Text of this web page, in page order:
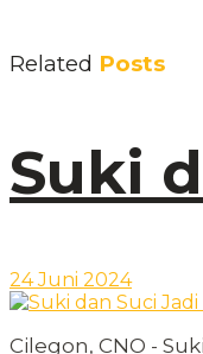
Related Posts
Suki
24 Juni 2024
Cilegon, CNO -